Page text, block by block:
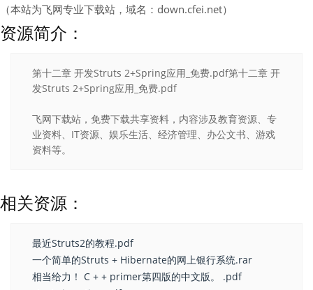
（本站为飞网专业下载站，域名：down.cfei.net）
资源简介：
第十二章 开发Struts 2+Spring应用_免费.pdf第十二章 开
发Struts 2+Spring应用_免费.pdf
飞网下载站，免费下载共享资料，内容涉及教育资源、专
业资料、IT资源、娱乐生活、经济管理、办公文书、游戏
资料等。
相关资源：
最近Struts2的教程.pdf
一个简单的Struts + Hibernate的网上银行系统.rar
相当给力！ C + + primer第四版的中文版。 .pdf